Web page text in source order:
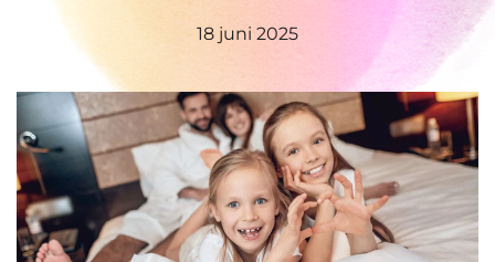
18 juni 2025